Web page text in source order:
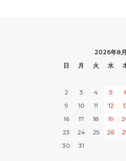
2026年8月
日
月 火 水
2
3 4 5
9
10 11 12
16
17 18 19
23
24 25 26
30
31